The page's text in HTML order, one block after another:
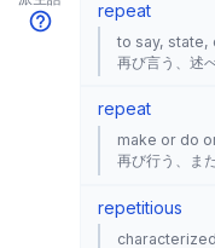
repeat
to say, state,
再び言う、述
repeat
make or do
再び行う、ま
repetitious